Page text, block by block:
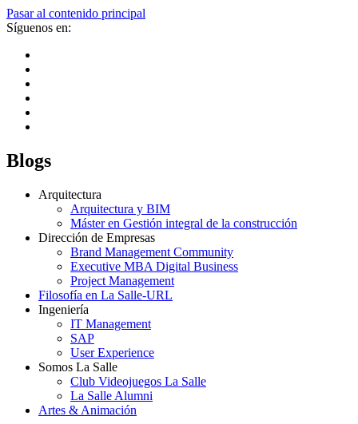
Pasar al contenido principal
Síguenos en:
Blogs
Arquitectura
Arquitectura y BIM
Máster en Gestión integral de la construcción
Dirección de Empresas
Brand Management Community
Executive MBA Digital Business
Project Management
Filosofía en La Salle-URL
Ingeniería
IT Management
SAP
User Experience
Somos La Salle
Club Videojuegos La Salle
La Salle Alumni
Artes & Animación